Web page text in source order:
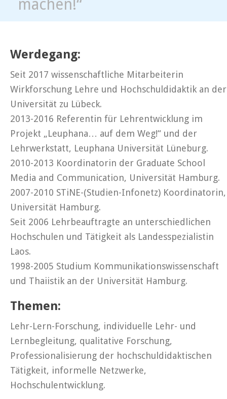
machen!“
Werdegang:
Seit 2017 wissenschaftliche Mitarbeiterin
Wirkforschung Lehre und Hochschuldidaktik an der
Universität zu Lübeck.
2013-2016 Referentin für Lehrentwicklung im
Projekt „Leuphana… auf dem Weg!“ und der
Lehrwerkstatt, Leuphana Universität Lüneburg.
2010-2013 Koordinatorin der Graduate School
Media and Communication, Universität Hamburg.
2007-2010 STiNE-(Studien-Infonetz) Koordinatorin,
Universität Hamburg.
Seit 2006 Lehrbeauftragte an unterschiedlichen
Hochschulen und Tätigkeit als Landesspezialistin
Laos.
1998-2005 Studium Kommunikationswissenschaft
und Thaiistik an der Universität Hamburg.
Themen:
Lehr-Lern-Forschung, individuelle Lehr- und
Lernbegleitung, qualitative Forschung,
Professionalisierung der hochschuldidaktischen
Tätigkeit, informelle Netzwerke,
Hochschulentwicklung.